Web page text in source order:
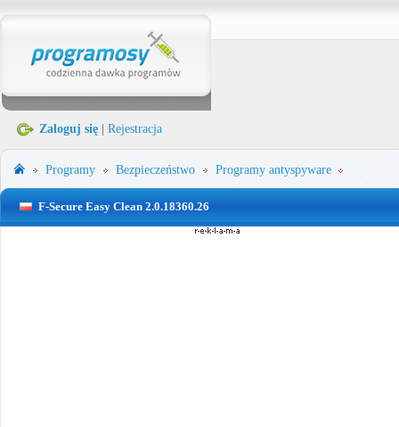
Zaloguj się Rejestracja
Programy Bezpieczeństwo Programy antyspyware
F-Secure Easy Clean 2.0.18360.26